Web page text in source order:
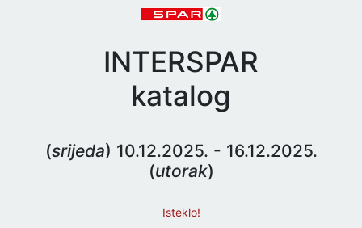
INTERSPAR
katalog
(srijeda) 10.12.2025. - 16.12.2025.
(utorak)
Isteklo!